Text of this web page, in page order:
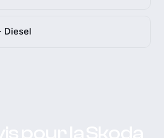
Diesel